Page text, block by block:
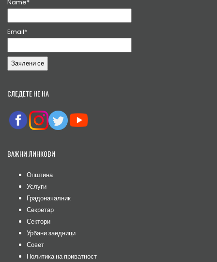
Name*
Email*
СЛЕДЕТЕ НЕ НА
ВАЖНИ ЛИНКОВИ
Општина
Услуги
Градоначалник
Секретар
Сектори
Урбани заедници
Совет
Политика на приватност